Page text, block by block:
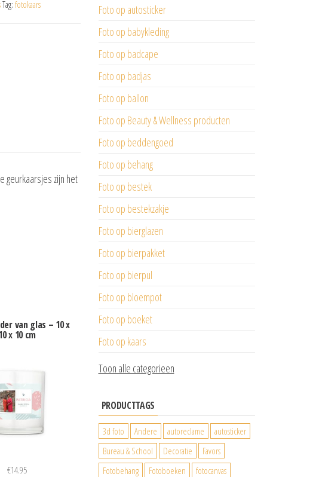
Tag: fotokaars
geurkaarsjes zijn het
van glas – 10 x
x 10 cm
€14.95
Foto op autosticker
Foto op babykleding
Foto op badcape
Foto op badjas
Foto op ballon
Foto op Beauty & Wellness producten
Foto op beddengoed
Foto op behang
Foto op bestek
Foto op bestekzakje
Foto op bierglazen
Foto op bierpakket
Foto op bierpul
Foto op bloempot
Foto op boeket
Foto op kaars
Toon alle categorieen
PRODUCTTAGS
3d foto Andere autoreclame
autosticker
Bureau & School
Decoratie
Favors
Fotobehang
Fotoboeken
fotocanvas